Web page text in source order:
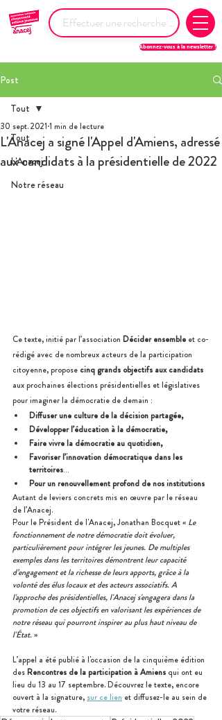
Abonnez-vous à la newsletter !
Post
Tout
L'Anacej
Notre réseau
Tout
L'Anacej a signé l'Appel d'Amiens, adressé
aux candidats à la présidentielle de 2022
30 sept. 2021 1 min de lecture
Ce texte, initié par l’association Décider ensemble et co-
rédigé avec de nombreux acteurs de la participation
citoyenne, propose cinq grands objectifs aux candidats
aux prochaines élections présidentielles et législatives
pour imaginer la démocratie de demain :
Diffuser une culture de la décision partagée,
Développer l’éducation à la démocratie,
Faire vivre la démocratie au quotidien,
Favoriser l’innovation démocratique dans les
territoires…
Pour un renouvellement profond de nos institutions
Autant de leviers concrets mis en œuvre par le réseau
de l’Anacej.
Pour le Président de l'Anacej, Jonathan Bocquet « Le
fonctionnement de notre démocratie doit évoluer,
particulièrement pour intégrer les jeunes. De multiples
exemples dans les territoires démontrent leur capacité
d’engagement et la richesse de leurs apports, grâce à la
volonté des élus locaux et des acteurs associatifs. A
l'approche des présidentielles, l'Anacej s'engagera dans la
promotion de ces objectifs en valorisant les expériences de
notre réseau qui pourront inspirer au plus haut niveau de
l'État. »
L’appel a été publié à l'occasion de la cinquième édition
des Rencontres de la participation à Amiens qui ont eu
lieu du 13 au 17 septembre. Découvrez le texte, encore
ouvert à la signature, sur ce lien et diffusez-le au sein de
votre réseau.